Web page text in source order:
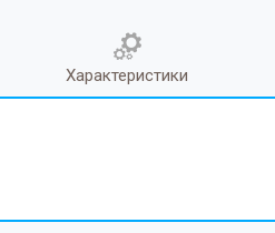
Характеристики